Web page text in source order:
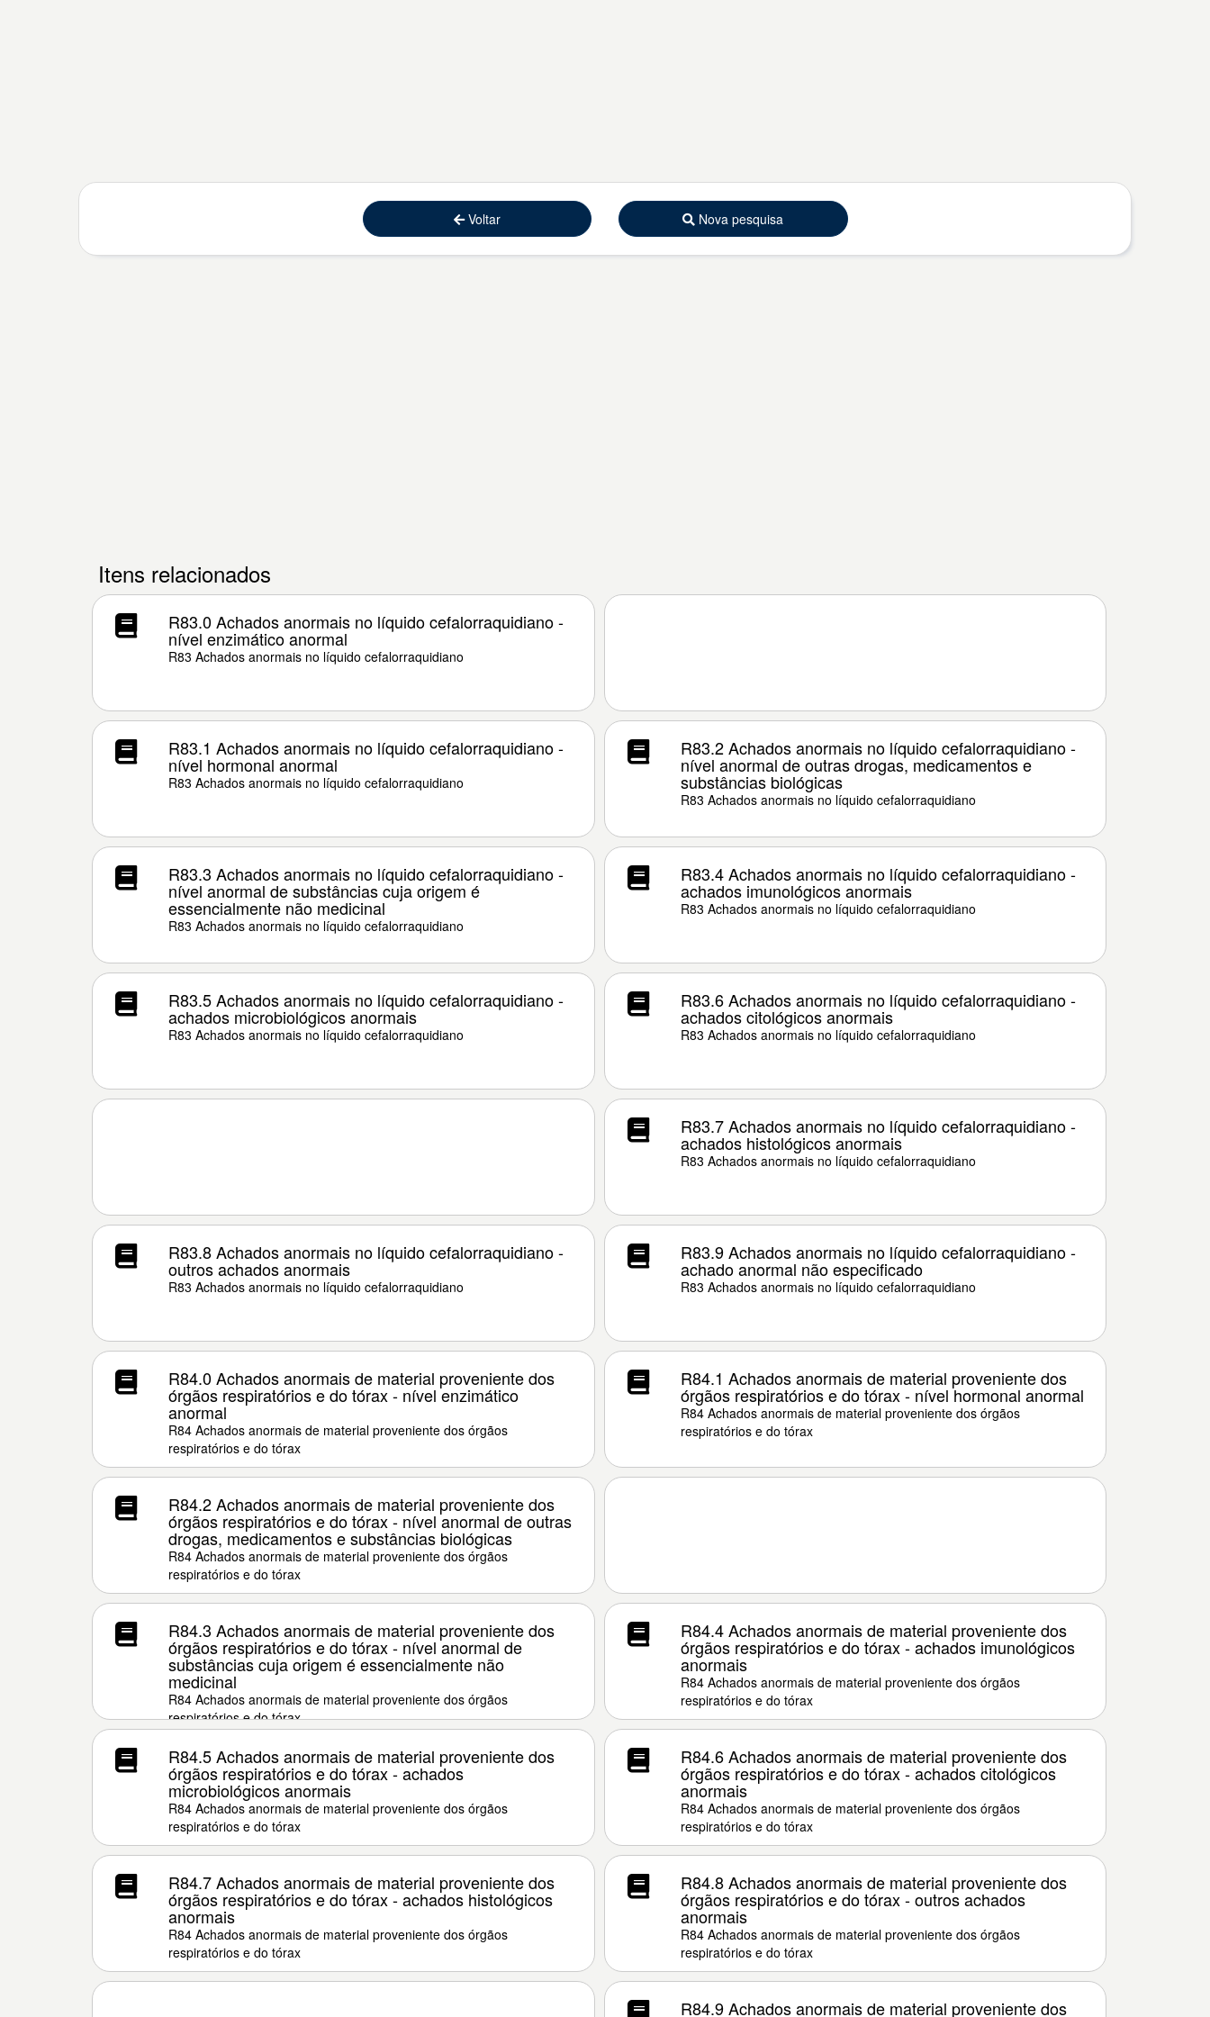
Voltar Nova pesquisa
Itens relacionados
R83.0 Achados anormais no líquido cefalorraquidiano -
nível enzimático anormal
R83 Achados anormais no líquido cefalorraquidiano
R83.1 Achados anormais no líquido cefalorraquidiano -
nível hormonal anormal
R83 Achados anormais no líquido cefalorraquidiano
R83.2 Achados anormais no líquido cefalorraquidiano -
nível anormal de outras drogas, medicamentos e
substâncias biológicas
R83 Achados anormais no líquido cefalorraquidiano
R83.3 Achados anormais no líquido cefalorraquidiano -
nível anormal de substâncias cuja origem é
essencialmente não medicinal
R83 Achados anormais no líquido cefalorraquidiano
R83.4 Achados anormais no líquido cefalorraquidiano -
achados imunológicos anormais
R83 Achados anormais no líquido cefalorraquidiano
R83.5 Achados anormais no líquido cefalorraquidiano -
achados microbiológicos anormais
R83 Achados anormais no líquido cefalorraquidiano
R83.6 Achados anormais no líquido cefalorraquidiano -
achados citológicos anormais
R83 Achados anormais no líquido cefalorraquidiano
R83.7 Achados anormais no líquido cefalorraquidiano -
achados histológicos anormais
R83 Achados anormais no líquido cefalorraquidiano
R83.8 Achados anormais no líquido cefalorraquidiano -
outros achados anormais
R83 Achados anormais no líquido cefalorraquidiano
R83.9 Achados anormais no líquido cefalorraquidiano -
achado anormal não especificado
R83 Achados anormais no líquido cefalorraquidiano
R84.0 Achados anormais de material proveniente dos
órgãos respiratórios e do tórax - nível enzimático
anormal
R84 Achados anormais de material proveniente dos órgãos
respiratórios e do tórax
R84.1 Achados anormais de material proveniente dos
órgãos respiratórios e do tórax - nível hormonal anormal
R84 Achados anormais de material proveniente dos órgãos
respiratórios e do tórax
R84.2 Achados anormais de material proveniente dos
órgãos respiratórios e do tórax - nível anormal de outras
drogas, medicamentos e substâncias biológicas
R84 Achados anormais de material proveniente dos órgãos
respiratórios e do tórax
R84.3 Achados anormais de material proveniente dos
órgãos respiratórios e do tórax - nível anormal de
substâncias cuja origem é essencialmente não
medicinal
R84 Achados anormais de material proveniente dos órgãos
respiratórios e do tórax
R84.4 Achados anormais de material proveniente dos
órgãos respiratórios e do tórax - achados imunológicos
anormais
R84 Achados anormais de material proveniente dos órgãos
respiratórios e do tórax
R84.5 Achados anormais de material proveniente dos
órgãos respiratórios e do tórax - achados
microbiológicos anormais
R84 Achados anormais de material proveniente dos órgãos
respiratórios e do tórax
R84.6 Achados anormais de material proveniente dos
órgãos respiratórios e do tórax - achados citológicos
anormais
R84 Achados anormais de material proveniente dos órgãos
respiratórios e do tórax
R84.7 Achados anormais de material proveniente dos
órgãos respiratórios e do tórax - achados histológicos
anormais
R84 Achados anormais de material proveniente dos órgãos
respiratórios e do tórax
R84.8 Achados anormais de material proveniente dos
órgãos respiratórios e do tórax - outros achados
anormais
R84 Achados anormais de material proveniente dos órgãos
respiratórios e do tórax
R84.9 Achados anormais de material proveniente dos